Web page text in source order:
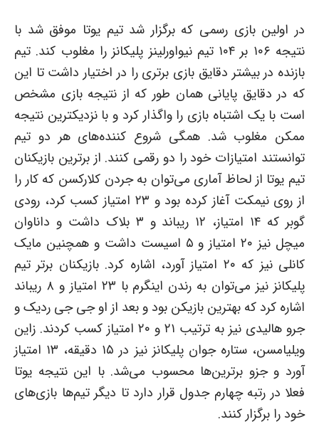
در اولین بازی رسمی که برگزار شد تیم یوتا موفق شد با
نتیجه ۱۰۶ بر ۱۰۴ تیم نیواورلینز پلیکانز را مغلوب کند. تیم
بازنده در بیشتر دقایق بازی برتری را در اختیار داشت تا این
که در دقایق پایانی همان طور که از نتیجه بازی مشخص
است با یک اشتباه بازی را واگذار کرد و با نزدیکترین نتیجه
ممکن مغلوب شد. همگی شروع کننده‌های هر دو تیم
توانستند امتیازات خود را دو رقمی کنند. از برترین بازیکنان
تیم یوتا از لحاظ آماری می‌توان به جردن کلارکسن که کار را
از روی نیمکت آغاز کرده بود و ۲۳ امتیاز کسب کرد، رودی
گوبر که ۱۴ امتیاز، ۱۲ ریباند و ۳ بلاک داشت و داناوان
میچل نیز ۲۰ امتیاز و ۵ اسیست داشت و همچنین مایک
کانلی نیز که ۲۰ امتیاز آورد، اشاره کرد. بازیکنان برتر تیم
پلیکانز نیز می‌توان به رندن اینگرم با ۲۳ امتیاز و ۸ ریباند
اشاره کرد که بهترین بازیکن بود و بعد از او جی جی ردیک و
جرو هالیدی نیز به ترتیب ۲۱ و ۲۰ امتیاز کسب کردند. زاین
ویلیامسن، ستاره جوان پلیکانز نیز در ۱۵ دقیقه، ۱۳ امتیاز
آورد و جزو برترین‌ها محسوب می‌شد. با این نتیجه یوتا
فعلا در رتبه چهارم جدول قرار دارد تا دیگر تیم‌ها بازی‌های
خود را برگزار کنند.